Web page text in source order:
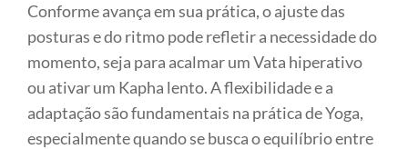
Conforme avança em sua prática, o ajuste das
posturas e do ritmo pode refletir a necessidade do
momento, seja para acalmar um Vata hiperativo
ou ativar um Kapha lento. A flexibilidade e a
adaptação são fundamentais na prática de Yoga,
especialmente quando se busca o equilíbrio entre